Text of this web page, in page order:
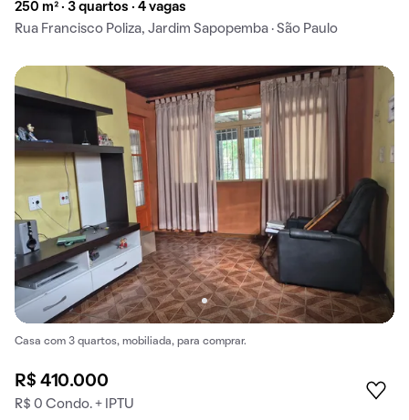
250 m² · 3 quartos · 4 vagas
Rua Francisco Poliza, Jardim Sapopemba · São Paulo
Casa com 3 quartos, mobiliada, para comprar.
R$ 410.000
R$ 0 Condo. + IPTU